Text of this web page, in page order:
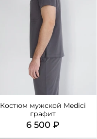
Костюм мужской Medici
графит
6 500 ₽